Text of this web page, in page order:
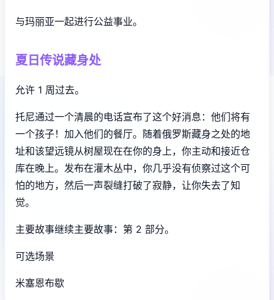
与玛丽亚一起进行公益事业。
夏日传说藏身处
允许 1 周过去。
托尼通过一个清晨的电话宣布了这个好消息：他们将有
一个孩子！加入他们的餐厅。随着俄罗斯藏身之处的地
址和该望远镜从树屋现在在你的身上，你主动和接近仓
库在晚上。发布在灌木丛中，你几乎没有侦察过这个可
怕的地方，然后一声裂缝打破了寂静，让你失去了知
觉。
主要故事继续主要故事：第 2 部分。
可选场景
米塞恩布歇